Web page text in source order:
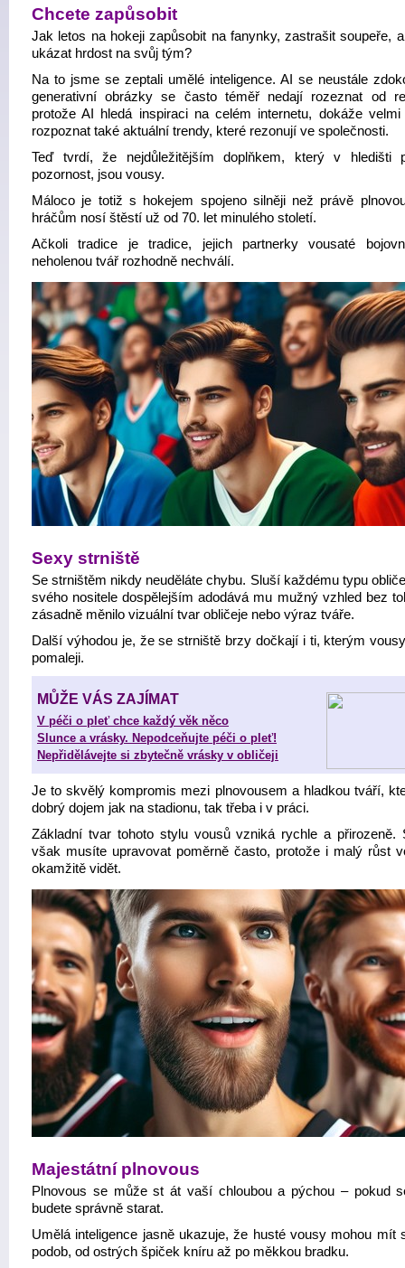
Chcete zapůsobit
Jak letos na hokeji zapůsobit na fanynky, zastrašit soupeře,
ukázat hrdost na svůj tým?
Na to jsme se zeptali umělé inteligence. AI se neustále
generativní obrázky se často téměř nedají rozeznat od
protože AI hledá inspiraci na celém internetu, dokáže velmi
rozpoznat také aktuální trendy, které rezonují ve společnosti.
Teď tvrdí, že nejdůležitějším doplňkem, který v hledišti
pozornost, jsou vousy.
Máloco je totiž s hokejem spojeno silněji než právě
hráčům nosí štěstí už od 70. let minulého století.
Ačkoli tradice je tradice, jejich partnerky vousaté
neholenou tvář rozhodně nechválí.
Sexy strniště
Se strništěm nikdy neuděláte chybu. Sluší každému typu
svého nositele dospělejším adodává mu mužný vzhled bez
zásadně měnilo vizuální tvar obličeje nebo výraz tváře.
Další výhodou je, že se strniště brzy dočkají i ti, kterým
pomaleji.
MŮŽE VÁS ZAJÍMAT
V péči o pleť chce každý věk něco
Slunce a vrásky. Nepodceňujte péči o pleť!
Nepřidělávejte si zbytečně vrásky v obličeji
Je to skvělý kompromis mezi plnovousem a hladkou tváří,
dobrý dojem jak na stadionu, tak třeba i v práci.
Základní tvar tohoto stylu vousů vzniká rychle a přirozeně.
však musíte upravovat poměrně často, protože i malý růst
okamžitě vidět.
Majestátní plnovous
Plnovous se může st át vaší chloubou a pýchou – pokud
budete správně starat.
Umělá inteligence jasně ukazuje, že husté vousy mohou mít
podob, od ostrých špiček kníru až po měkkou bradku.